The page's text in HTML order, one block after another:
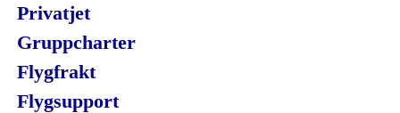
Privatjet
Gruppcharter
Flygfrakt
Flygsupport